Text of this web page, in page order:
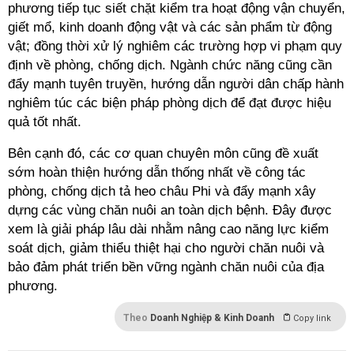
phương tiếp tục siết chặt kiểm tra hoạt động vận chuyển,
giết mổ, kinh doanh động vật và các sản phẩm từ động
vật; đồng thời xử lý nghiêm các trường hợp vi phạm quy
định về phòng, chống dịch. Ngành chức năng cũng cần
đẩy mạnh tuyên truyền, hướng dẫn người dân chấp hành
nghiêm túc các biện pháp phòng dịch để đạt được hiệu
quả tốt nhất.
Bên cạnh đó, các cơ quan chuyên môn cũng đề xuất
sớm hoàn thiện hướng dẫn thống nhất về công tác
phòng, chống dịch tả heo châu Phi và đẩy mạnh xây
dựng các vùng chăn nuôi an toàn dịch bệnh. Đây được
xem là giải pháp lâu dài nhằm nâng cao năng lực kiểm
soát dịch, giảm thiểu thiệt hại cho người chăn nuôi và
bảo đảm phát triển bền vững ngành chăn nuôi của địa
phương.
Theo Doanh Nghiệp & Kinh Doanh Copy link